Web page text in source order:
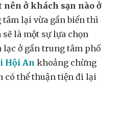
nên ở khách sạn nào ở
tâm lại vừa gần biển thì
là một sự lựa chọn
lạc ở gần trung tâm phố
Hội An khoảng chừng
có thể thuận tiện đi lại